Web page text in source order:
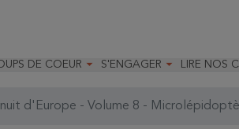
DE COEUR  S'ENGAGER 
Faire un legs
LIRE NOS
Installer
nuit d'Europe - Volume 8 -